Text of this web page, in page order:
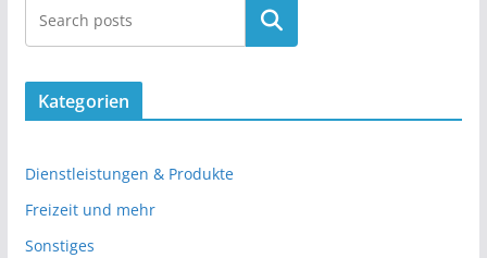
Kategorien
Dienstleistungen & Produkte
Freizeit und mehr
Sonstiges